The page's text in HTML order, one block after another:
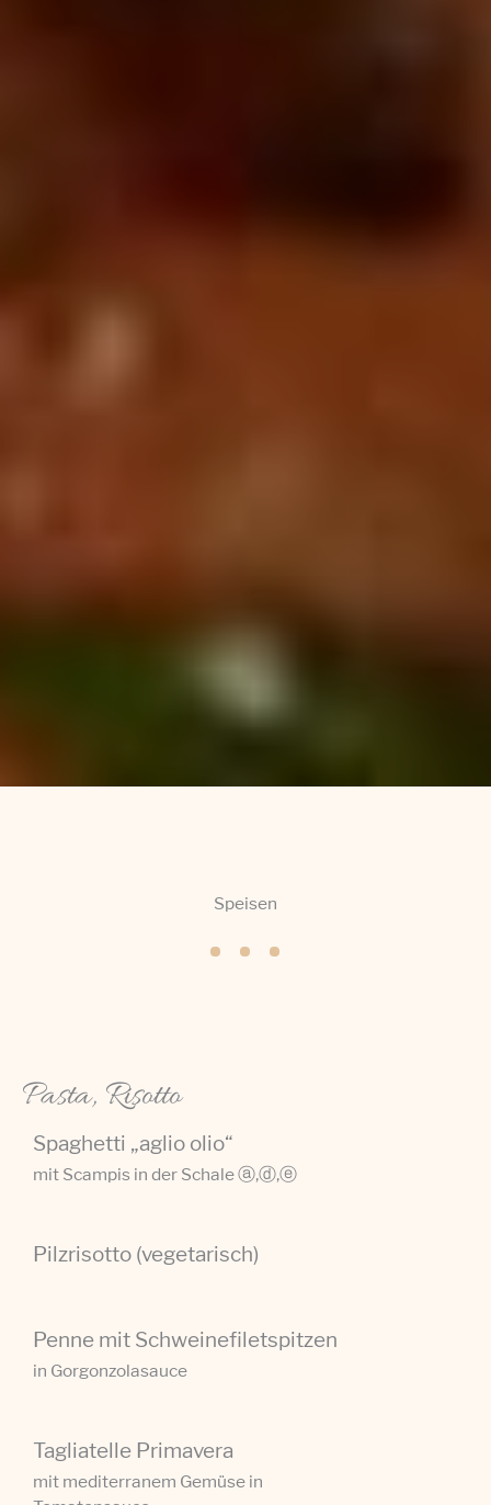
Speisen
Pasta, Risotto
Spaghetti „aglio olio“
mit Scampis in der Schale ⓐ,ⓓ,ⓔ
Pilzrisotto (vegetarisch)
Penne mit Schweinefiletspitzen
in Gorgonzolasauce
Tagliatelle Primavera
mit mediterranem Gemüse in